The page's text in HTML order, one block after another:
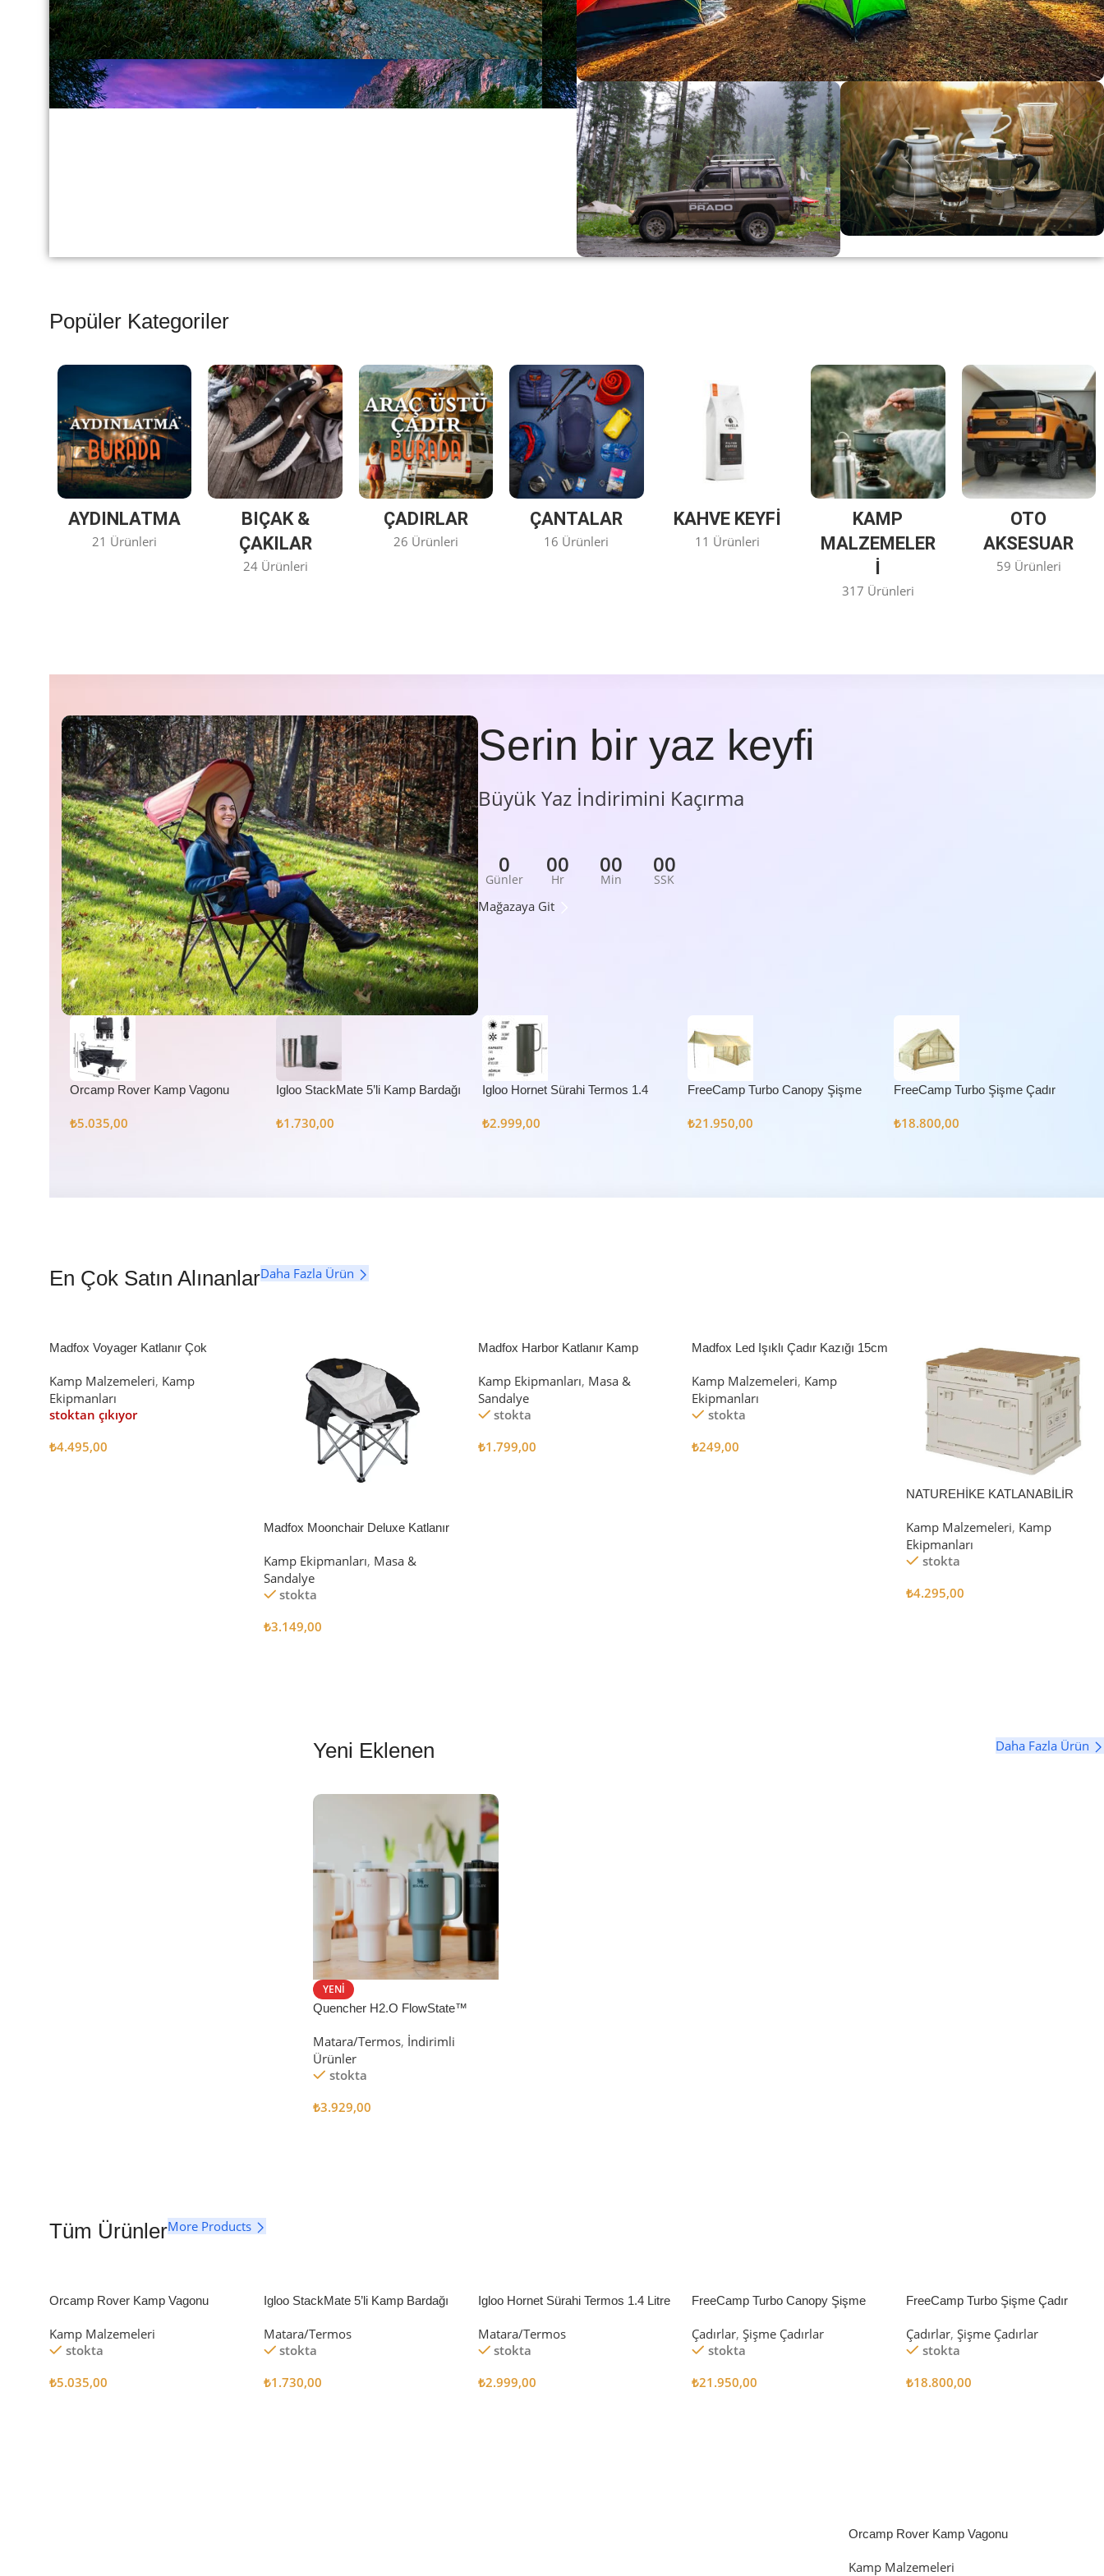
Büyük Yaz İndirimi
0
Günler
00
Hr
00
Min
00
SSK
Alışverişe Başla
Popüler Kategoriler
AYDINLATMA
21 Ürünleri
BIÇAK &
ÇAKILAR
24 Ürünleri
ÇADIRLAR
26 Ürünleri
ÇANTALAR
16 Ürünleri
KAHVE KEYFİ
11 Ürünleri
KAMP
MALZEMELER
317 Ürünleri
OTO
AKSESUAR
59 Ürünleri
Serin bir yaz keyfi
Büyük Yaz İndirimini Kaçırma
0
Günler
00
Hr
00
Min
00
SSK
Mağazaya Git
Orcamp Rover Kamp Vagonu
₺5.035,00
Igloo StackMate 5’li Kamp Bardağı
₺1.730,00
Igloo Hornet Sürahi Termos 1.4
₺2.999,00
FreeCamp Turbo Canopy Şişme
₺21.950,00
FreeCamp Turbo Şişme Çadır
₺18.800,00
En Çok Satın AlınanlarDaha Fazla Ürün
Madfox Voyager Katlanır Çok
BLACK
Kamp Malzemeleri, Kamp
Ekipmanları
stoktan çıkıyor
₺4.495,00
Madfox Moonchair Deluxe Katlanır
Kamp Ekipmanları, Masa &
Sandalye
stokta
₺3.149,00
Madfox Harbor Katlanır Kamp
Kamp Ekipmanları, Masa &
Sandalye
stokta
₺1.799,00
Madfox Led Işıklı Çadır Kazığı 15cm
Kamp Malzemeleri, Kamp
Ekipmanları
stokta
₺249,00
NATUREHİKE KATLANABİLİR
Kamp Malzemeleri, Kamp
Ekipmanları
stokta
₺4.295,00
Yeni Eklenen Daha Fazla Ürün
YENI
Quencher H2.O FlowState™
Matara/Termos, İndirimli
Ürünler
stokta
₺3.929,00
Tüm ÜrünlerMore Products
Orcamp Rover Kamp Vagonu
Kamp Malzemeleri
stokta
₺5.035,00
Igloo StackMate 5’li Kamp Bardağı
Matara/Termos
stokta
₺1.730,00
Igloo Hornet Sürahi Termos 1.4 Litre
Matara/Termos
stokta
₺2.999,00
FreeCamp Turbo Canopy Şişme
Çadırlar, Şişme Çadırlar
stokta
₺21.950,00
FreeCamp Turbo Şişme Çadır
Çadırlar, Şişme Çadırlar
stokta
₺18.800,00
Orcamp Rover Kamp Vagonu
Kamp Malzemeleri